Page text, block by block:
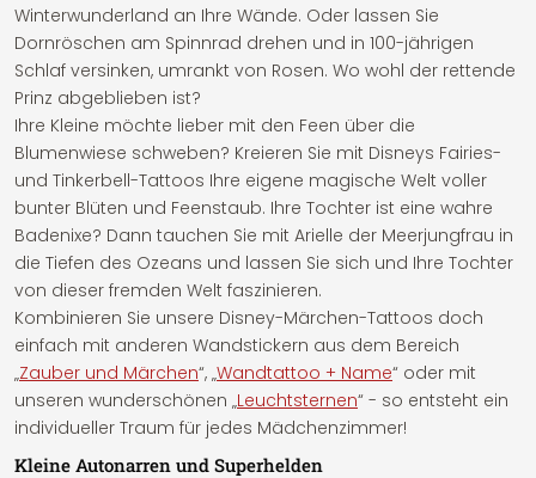
Winterwunderland an Ihre Wände. Oder lassen Sie
Dornröschen am Spinnrad drehen und in 100-jährigen
Schlaf versinken, umrankt von Rosen. Wo wohl der rettende
Prinz abgeblieben ist?
Ihre Kleine möchte lieber mit den Feen über die
Blumenwiese schweben? Kreieren Sie mit Disneys Fairies-
und Tinkerbell-Tattoos Ihre eigene magische Welt voller
bunter Blüten und Feenstaub. Ihre Tochter ist eine wahre
Badenixe? Dann tauchen Sie mit Arielle der Meerjungfrau in
die Tiefen des Ozeans und lassen Sie sich und Ihre Tochter
von dieser fremden Welt faszinieren.
Kombinieren Sie unsere Disney-Märchen-Tattoos doch
einfach mit anderen Wandstickern aus dem Bereich
„Zauber und Märchen“, „Wandtattoo + Name“ oder mit
unseren wunderschönen „Leuchtsternen“ - so entsteht ein
individueller Traum für jedes Mädchenzimmer!
Kleine Autonarren und Superhelden